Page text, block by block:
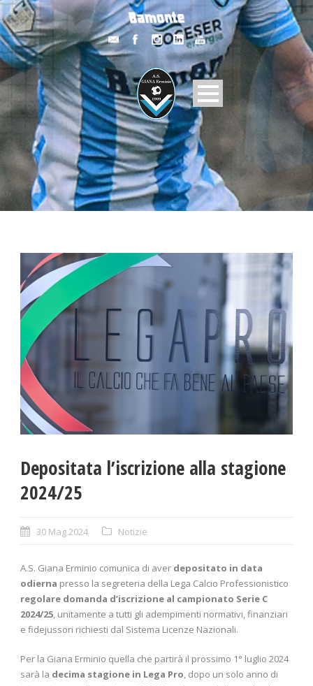
Depositata l’iscrizione alla stagione
2024/25
30 Mag 2024 Notizie
A.S. Giana Erminio comunica di aver depositato in data
odierna presso la segreteria della Lega Calcio Professionistico
regolare domanda d’iscrizione al campionato Serie C
2024/25, unitamente a tutti gli adempimenti normativi, finanziari
e fidejussori richiesti dal Sistema Licenze Nazionali.
Per la Giana Erminio quella che partirà il prossimo 1° luglio 2024
sarà la decima stagione in Lega Pro, dopo un solo anno di